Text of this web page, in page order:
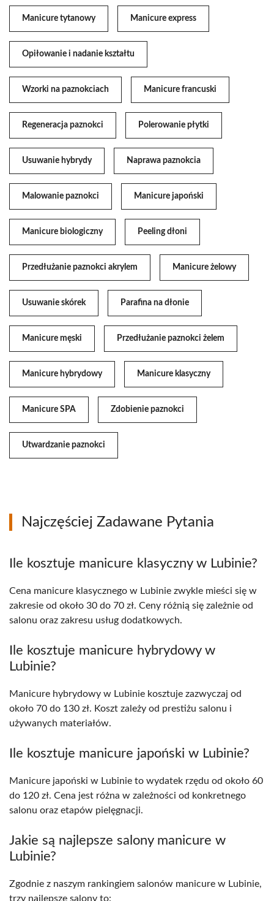
Manicure tytanowy Manicure express
Opiłowanie i nadanie kształtu
Wzorki na paznokciach Manicure francuski
Regeneracja paznokci Polerowanie płytki
Usuwanie hybrydy Naprawa paznokcia
Malowanie paznokci Manicure japoński
Manicure biologiczny Peeling dłoni
Przedłużanie paznokci akrylem Manicure żelowy
Usuwanie skórek Parafina na dłonie
Manicure męski Przedłużanie paznokci żelem
Manicure hybrydowy Manicure klasyczny
Manicure SPA Zdobienie paznokci
Utwardzanie paznokci
Najczęściej Zadawane Pytania
Ile kosztuje manicure klasyczny w Lubinie?
Cena manicure klasycznego w Lubinie zwykle mieści się w
zakresie od około 30 do 70 zł. Ceny różnią się zależnie od
salonu oraz zakresu usług dodatkowych.
Ile kosztuje manicure hybrydowy w
Lubinie?
Manicure hybrydowy w Lubinie kosztuje zazwyczaj od
około 70 do 130 zł. Koszt zależy od prestiżu salonu i
używanych materiałów.
Ile kosztuje manicure japoński w Lubinie?
Manicure japoński w Lubinie to wydatek rzędu od około 60
do 120 zł. Cena jest różna w zależności od konkretnego
salonu oraz etapów pielęgnacji.
Jakie są najlepsze salony manicure w
Lubinie?
Zgodnie z naszym rankingiem salonów manicure w Lubinie,
trzy najlepsze salony to: